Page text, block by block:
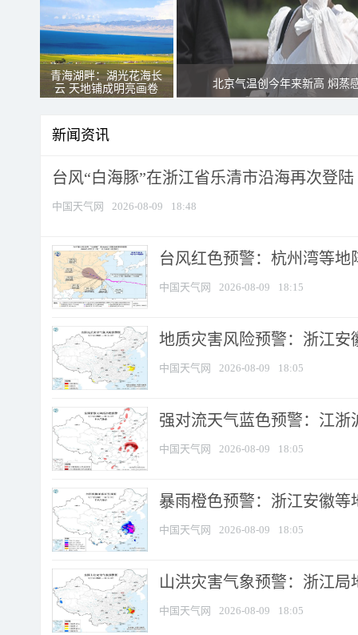
青海湖畔：湖光花海长
云 天地铺成明亮画卷
北京气温创今年来新高 焖蒸
新闻资讯
台风“白海豚”在浙江省乐清市沿海再次登陆
中国天气网 2026-08-09 18:48
台风红色预警：杭州湾等地
中国天气网 2026-08-09 18:15
地质灾害风险预警：浙江安
中国天气网 2026-08-09 18:05
强对流天气蓝色预警：江浙
中国天气网 2026-08-09 18:05
暴雨橙色预警：浙江安徽等
中国天气网 2026-08-09 18:05
山洪灾害气象预警：浙江
中国天气网 2026-08-09 18:05